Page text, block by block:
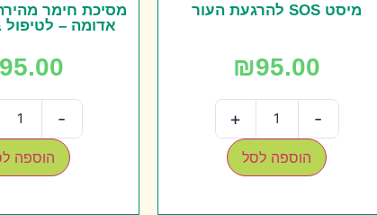
מיסט SOS להרגעת העור
₪95.00
-
+
הוספה לסל
מסיכת חימר
אדומה – לטיפול
95.00
-
הוספה